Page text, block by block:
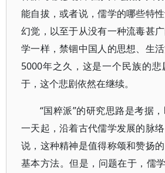
能自拔，或者说，儒学的哪些特
幻觉，以至于从没有一种流毒甚
学一样，禁锢中国人的思想、生
5000年之久，这是一个民族的
于，这个悲剧依然在继续。
“国粹派”的研究思路是考据
一天起，沿着古代儒学发展的脉
说，这种精神是值得称颂和赞扬
基本方法。但是，问题在于，儒